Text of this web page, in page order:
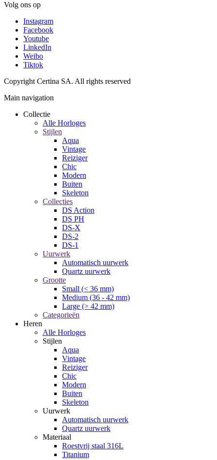
Volg ons op
Instagram
Facebook
Youtube
LinkedIn
Weibo
Tiktok
Copyright Certina SA. All rights reserved
Main navigation
Collectie
Alle Horloges
Stijlen
Aqua
Vintage
Reiziger
Chic
Modern
Buiten
Skeleton
Collecties
DS Action
DS PH
DS-X
DS-2
DS-1
Uurwerk
Automatisch uurwerk
Quartz uurwerk
Grootte
Small (< 36 mm)
Medium (36 - 42 mm)
Large (> 42 mm)
Categorieën
Heren
Alle Horloges
Stijlen
Aqua
Vintage
Reiziger
Chic
Modern
Buiten
Skeleton
Uurwerk
Automatisch uurwerk
Quartz uurwerk
Materiaal
Roestvrij staal 316L
Titanium